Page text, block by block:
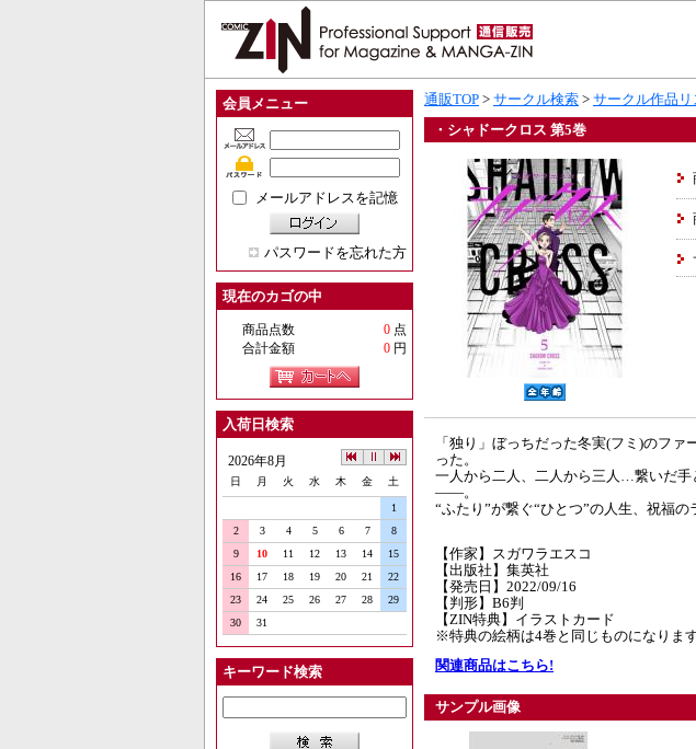
会員メニュー
メールアドレスを記憶
パスワードを忘れた方
現在のカゴの中
商品点数 0 点
合計金額
0 円
入荷日検索
2026年8月
日 月 火 水 木 金 土
1
2
3 4 5 6 7
8
9
10 11 12 13 14
15
16
17 18 19 20 21
22
23
24 25 26 27 28
29
30
31
キーワード検索
通販TOP > サークル検索 > サークル作品リ
・シャドークロス 第5巻
「独り」ぼっちだった冬実(フミ)のフ
った。
一人から二人、二人から三人…繋いだ
――。
“ふたり”が繋ぐ“ひとつ”の人生、祝福
【作家】スガワラエスコ
【出版社】集英社
【発売日】2022/09/16
【判形】B6判
【ZIN特典】イラストカード
※特典の絵柄は4巻と同じものになりま
関連商品はこちら!
サンプル画像